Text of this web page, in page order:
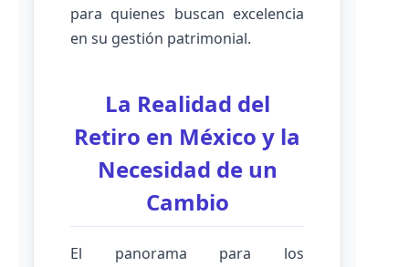
para quienes buscan excelencia
en su gestión patrimonial.
La Realidad del
Retiro en México y la
Necesidad de un
Cambio
El panorama para los